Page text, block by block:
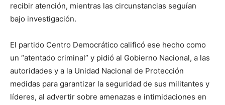
recibir atención, mientras las circunstancias seguían
bajo investigación.
El partido Centro Democrático calificó ese hecho como
un “atentado criminal” y pidió al Gobierno Nacional, a las
autoridades y a la Unidad Nacional de Protección
medidas para garantizar la seguridad de sus militantes y
líderes, al advertir sobre amenazas e intimidaciones en